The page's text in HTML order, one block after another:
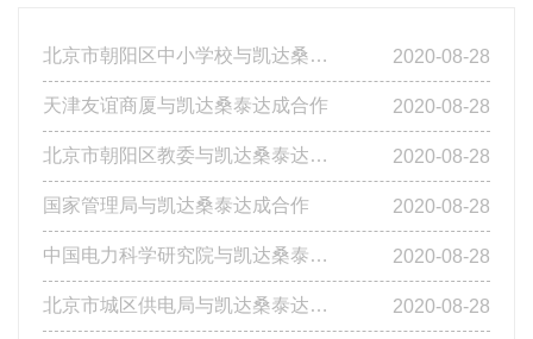
北京市朝阳区中小学校与凯达桑泰达成合作 2020-08-28
天津友谊商厦与凯达桑泰达成合作 2020-08-28
北京市朝阳区教委与凯达桑泰达成合作 2020-08-28
国家管理局与凯达桑泰达成合作 2020-08-28
中国电力科学研究院与凯达桑泰达成合作 2020-08-28
北京市城区供电局与凯达桑泰达成合作 2020-08-28